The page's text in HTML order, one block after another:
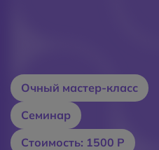
Очный мастер-класс
Семинар
Стоимость: 1500 Р